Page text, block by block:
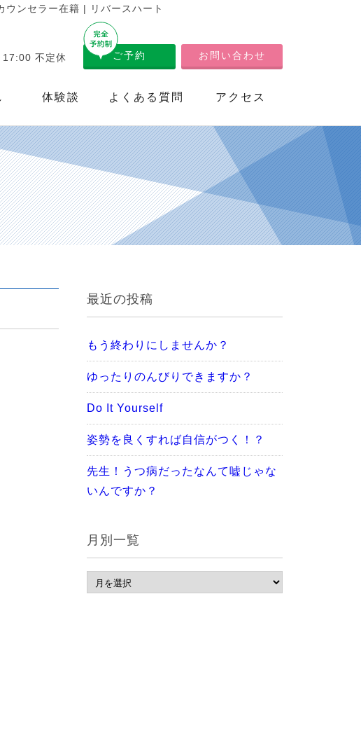
ウンセラー在籍 | リバースハート
ご予約 お問い合わせ
不定休
体験談 よくある質問 アクセス
最近の投稿
もう終わりにしませんか？
ゆったりのんびりできますか？
Do It Yourself
姿勢を良くすれば自信がつく！？
先生！うつ病だったなんて嘘じゃな
いんですか？
月別一覧